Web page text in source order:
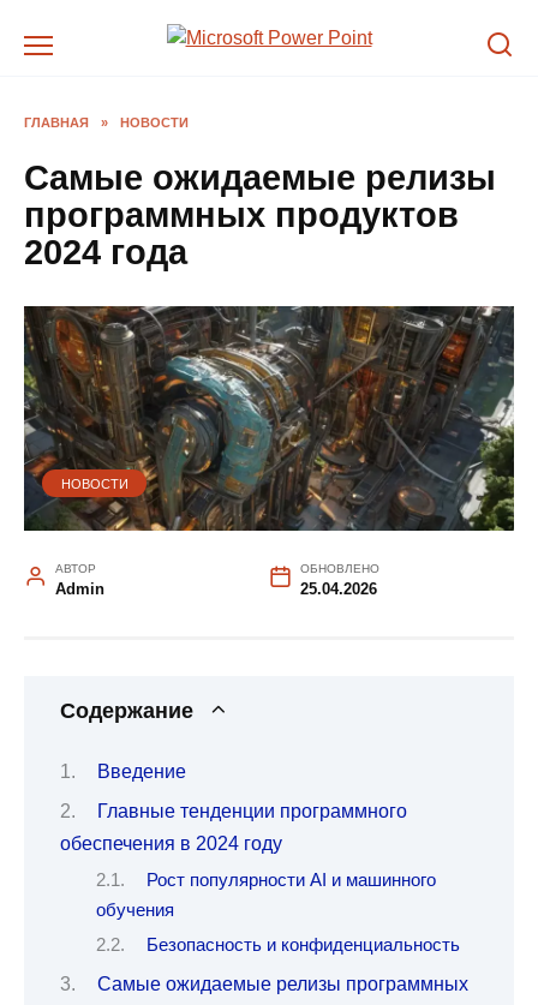
ГЛАВНАЯ » НОВОСТИ
Самые ожидаемые релизы
программных продуктов
2024 года
НОВОСТИ
АВТОР
Admin
ОБНОВЛЕНО
25.04.2026
Содержание
Введение
Главные тенденции программного
обеспечения в 2024 году
Рост популярности AI и машинного
обучения
Безопасность и конфиденциальность
Самые ожидаемые релизы программных